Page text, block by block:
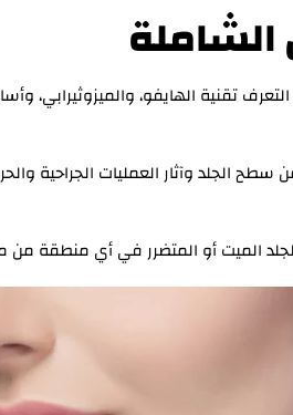
الشاملة
تقنية الهايفو، والميزوثيرابي،
الجلد وآثار العمليات الجراحية
الميت أو المتضرر في أي منطقة